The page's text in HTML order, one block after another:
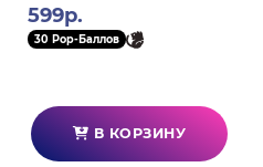
599р.
30 Pop-Баллов
В КОРЗИНУ